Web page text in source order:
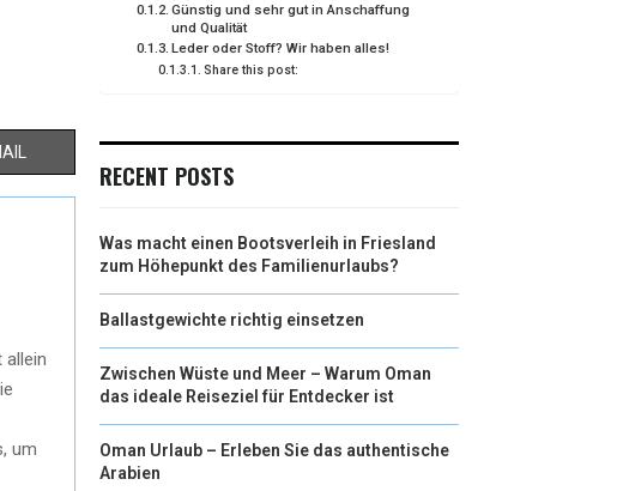
allein
um
Günstig und sehr gut in Anschaffung
und Qualität
Leder oder Stoff? Wir haben alles!
Share this post:
RECENT POSTS
Was macht einen Bootsverleih in Friesland
zum Höhepunkt des Familienurlaubs?
Ballastgewichte richtig einsetzen
Zwischen Wüste und Meer – Warum Oman
das ideale Reiseziel für Entdecker ist
Oman Urlaub – Erleben Sie das authentische
Arabien